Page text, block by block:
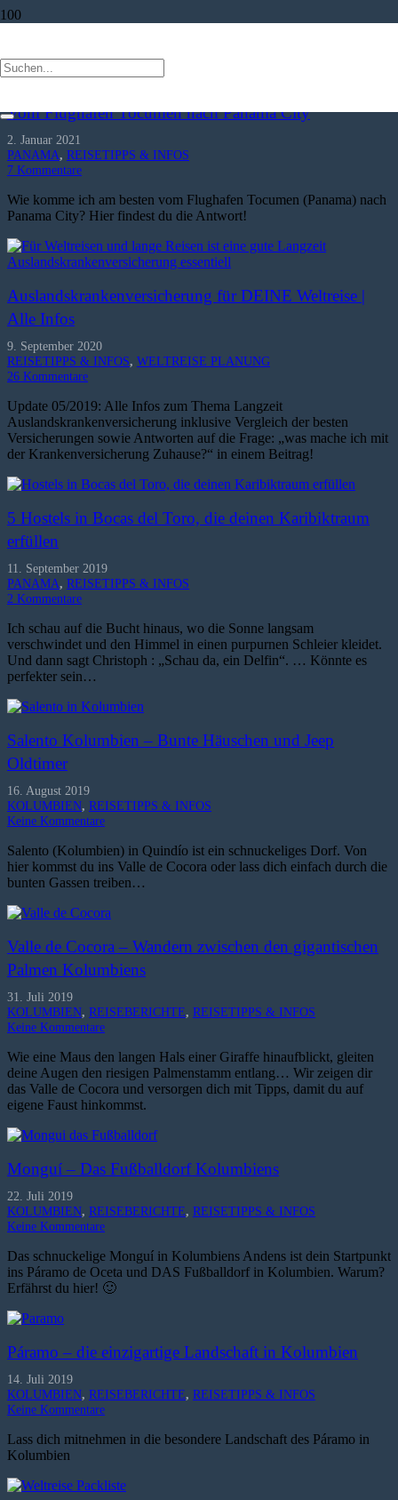
REISETIPPS & INFOS
Vom Flughafen Tocumen nach Panama City
2. Januar 2021
PANAMA, REISETIPPS & INFOS
7 Kommentare
Wie komme ich am besten vom Flughafen Tocumen (Panama) nach
Panama City? Hier findest du die Antwort!
Auslandskrankenversicherung für DEINE Weltreise |
Alle Infos
9. September 2020
REISETIPPS & INFOS, WELTREISE PLANUNG
26 Kommentare
Update 05/2019: Alle Infos zum Thema Langzeit
Auslandskrankenversicherung inklusive Vergleich der besten
Versicherungen sowie Antworten auf die Frage: „was mache ich mit
der Krankenversicherung Zuhause?“ in einem Beitrag!
5 Hostels in Bocas del Toro, die deinen Karibiktraum
erfüllen
11. September 2019
PANAMA, REISETIPPS & INFOS
2 Kommentare
Ich schau auf die Bucht hinaus, wo die Sonne langsam
verschwindet und den Himmel in einen purpurnen Schleier kleidet.
Und dann sagt Christoph : „Schau da, ein Delfin“. … Könnte es
perfekter sein…
Salento Kolumbien – Bunte Häuschen und Jeep
Oldtimer
16. August 2019
KOLUMBIEN, REISETIPPS & INFOS
Keine Kommentare
Salento (Kolumbien) in Quindío ist ein schnuckeliges Dorf. Von
hier kommst du ins Valle de Cocora oder lass dich einfach durch die
bunten Gassen treiben…
Valle de Cocora – Wandern zwischen den gigantischen
Palmen Kolumbiens
31. Juli 2019
KOLUMBIEN, REISEBERICHTE, REISETIPPS & INFOS
Keine Kommentare
Wie eine Maus den langen Hals einer Giraffe hinaufblickt, gleiten
deine Augen den riesigen Palmenstamm entlang… Wir zeigen dir
das Valle de Cocora und versorgen dich mit Tipps, damit du auf
eigene Faust hinkommst.
Monguí – Das Fußballdorf Kolumbiens
22. Juli 2019
KOLUMBIEN, REISEBERICHTE, REISETIPPS & INFOS
Keine Kommentare
Das schnuckelige Monguí in Kolumbiens Andens ist dein Startpunkt
ins Páramo de Oceta und DAS Fußballdorf in Kolumbien. Warum?
Erfährst du hier! 🙂
Páramo – die einzigartige Landschaft in Kolumbien
14. Juli 2019
KOLUMBIEN, REISEBERICHTE, REISETIPPS & INFOS
Keine Kommentare
Lass dich mitnehmen in die besondere Landschaft des Páramo in
Kolumbien